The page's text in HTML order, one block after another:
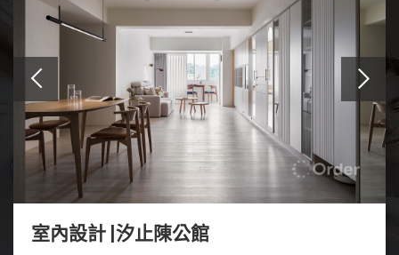
室內設計 |汐止陳公館